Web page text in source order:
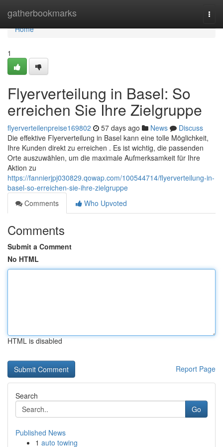
gatherbookmarks
Home
Home
1
Flyerverteilung in Basel: So
erreichen Sie Ihre Zielgruppe
flyerverteilenpreise169802 57 days ago News
Discuss
Die effektive Flyerverteilung in Basel kann eine tolle Möglichkeit,
Ihre Kunden direkt zu erreichen . Es ist wichtig, die passenden
Orte auszuwählen, um die maximale Aufmerksamkeit für Ihre
Aktion zu
https://fannierjpj030829.qowap.com/100544714/flyerverteilung-in-
basel-so-erreichen-sie-ihre-zielgruppe
Comments
Who Upvoted
Comments
Submit a Comment
No HTML
HTML is disabled
Report Page
Search
Go
Published News
1 auto towing